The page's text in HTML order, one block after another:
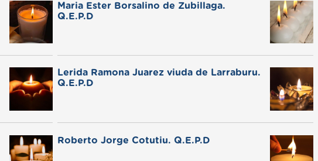
Maria Ester Borsalino de Zubillaga.
Q.E.P.D
Lerida Ramona Juarez viuda de Larraburu.
Q.E.P.D
Roberto Jorge Cotutiu. Q.E.P.D